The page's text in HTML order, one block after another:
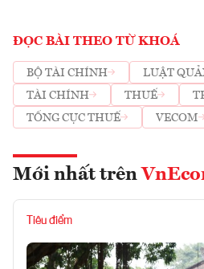
ĐỌC BÀI THEO TỪ KHOÁ
BỘ TÀI CHÍNH
LUẬT
TÀI CHÍNH
THUẾ
TỔNG CỤC THUẾ
VECOM
Mới nhất trên
Tiêu điểm